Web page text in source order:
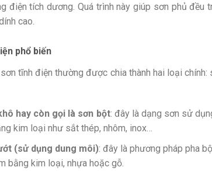
điện tích dương. Quá trình này giúp sơn phủ
cao.
phổ biến
tĩnh điện thường được chia thành hai loại
hay còn gọi là sơn bột: đây là dạng sơn sử
kim loại như sắt thép, nhôm, inox…
(sử dụng dung môi): đây là phương pháp pha
bằng kim loại, nhựa hoặc gỗ.